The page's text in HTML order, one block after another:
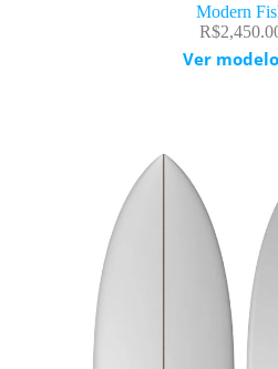
Modern
R$
Ver modelo